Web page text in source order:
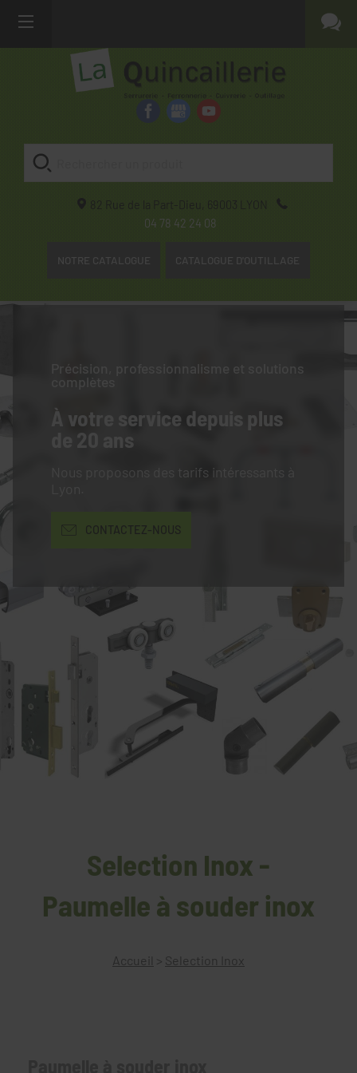
82 Rue de la Part-Dieu, 69003
LYON
04 78 42 24 08
NOTRE CATALOGUE CATALOGUE D'OUTILLAGE
Précision, professionnalisme et solutions
complètes
À votre service depuis plus
de 20 ans
Nous proposons des tarifs intéressants à
CONTACTEZ-NOUS
Selection Inox -
Paumelle à souder inox
Accueil > Selection Inox